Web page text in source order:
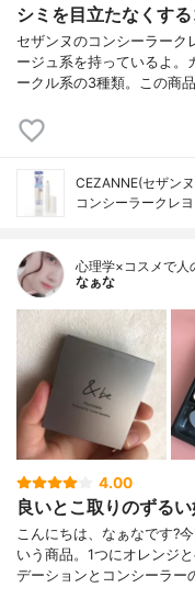
シミを目立たなくす
セザンヌのコンシーラー
ージュ系を持っているよ。
ークル系の3種類。この商
CEZANNE(セザン
コンシーラークレ
心理学×コスメで人
なぁな
4.00
良いとこ取りのずるい
こんにちは、なぁなです?
いう商品。1つにオレンジ
デーションとコンシーラー